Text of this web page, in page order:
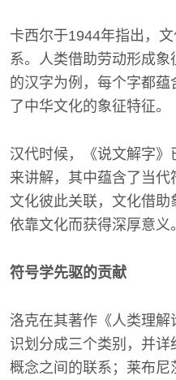
卡西尔于1944年指出，
系。人类借助劳动形成象
的汉字为例，每个字都
了中华文化的象征特征。
汉代时候，《说文解字
来讲解，其中蕴含了当
文化彼此关联，文化借
依靠文化而获得深厚意义。
符号学先驱的贡献
洛克在其著作《人类理解
识划分成三个类别，并
概念之间的联系；莱布